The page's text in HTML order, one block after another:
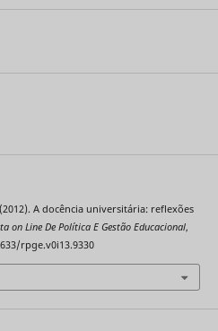
A docência universitária: reflexões
on Line De Política E Gestão Educacional,
rpge.v0i13.9330